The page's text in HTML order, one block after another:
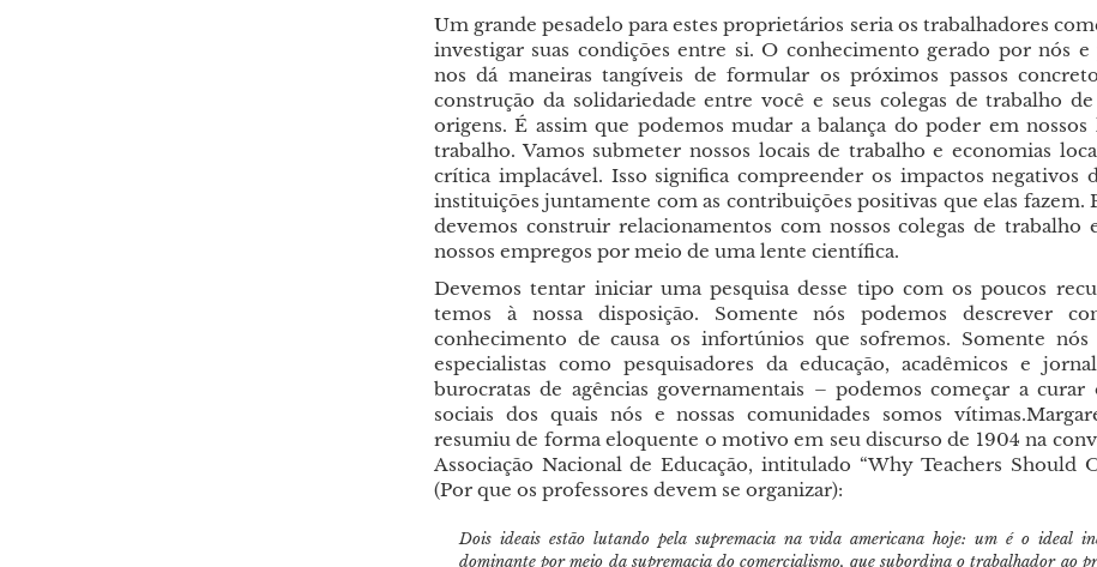
Um grande pesadelo para estes proprietários seria os trabalhadores
investigar suas condições entre si. O conhecimento gerado por nós e
nos dá maneiras tangíveis de formular os próximos passos
construção da solidariedade entre você e seus colegas de trabalho de
origens. É assim que podemos mudar a balança do poder em nossos
trabalho. Vamos submeter nossos locais de trabalho e economias
crítica implacável. Isso significa compreender os impactos negativos
instituições juntamente com as contribuições positivas que elas fazem.
devemos construir relacionamentos com nossos colegas de trabalho
nossos empregos por meio de uma lente científica.
Devemos tentar iniciar uma pesquisa desse tipo com os poucos
temos à nossa disposição. Somente nós podemos descrever
conhecimento de causa os infortúnios que sofremos. Somente
especialistas como pesquisadores da educação, acadêmicos e
burocratas de agências governamentais – podemos começar a curar
sociais dos quais nós e nossas comunidades somos
resumiu de forma eloquente o motivo em seu discurso de 1904 na
Associação Nacional de Educação, intitulado “Why Teachers Should
(Por que os professores devem se organizar):
Dois ideais estão lutando pela supremacia na vida americana hoje: um é o ideal
dominante por meio da supremacia do comercialismo, que subordina o trabalhador ao